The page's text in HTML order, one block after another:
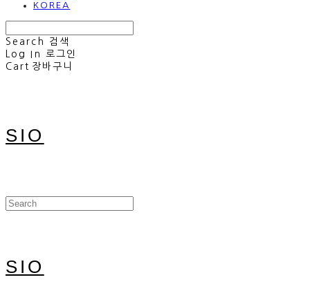
KOREA
Search
검색
Log In
로그인
Cart 장바구니
SIO
SIO